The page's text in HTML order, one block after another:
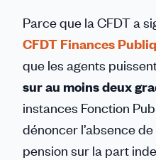
Parce que la CFDTa
CFDT Finances
que les agents
sur au moins deux
instances Fonction
dénoncer l’absence
pension sur la part